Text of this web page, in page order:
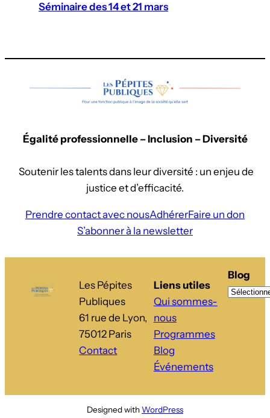
Séminaire des 14 et 21 mars
Égalité professionnelle – Inclusion – Diversité
Soutenir les talents dans leur diversité : un enjeu de
justice et d’efficacité.
Prendre contact avec nousAdhérerFaire un don
S’abonner à la newsletter
Les Pépites
Publiques
61 rue de Lyon,
75012 Paris
Contact
Liens utiles
Qui sommes-
nous
Programmes
Blog
Événements
Blog
Designed withWordPress